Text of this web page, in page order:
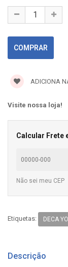
ADICIONA
Visite nossa loja!
Calcular Frete
Não sei meu CEP
Etiquetas: DECA
Descrição